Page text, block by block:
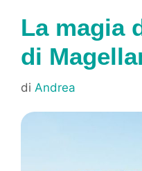
La magia
di
di Andrea